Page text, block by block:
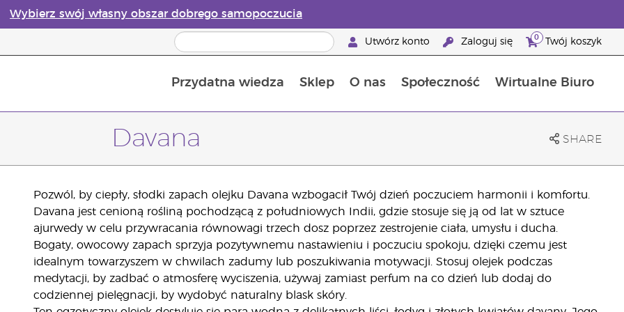
Wybierz swój własny obszar dobrego samopoczucia
Utwórz konto Zaloguj się 0 Twój koszyk
Przydatna wiedza Sklep O nas Społeczność Wirtualne Biuro
Davana SHARE
Pozwól, by ciepły, słodki zapach olejku Davana wzbogacił Twój dzień poczuciem harmonii i komfortu.
Davana jest cenioną rośliną pochodzącą z południowych Indii, gdzie stosuje się ją od lat w sztuce
ajurwedy w celu przywracania równowagi trzech dosz poprzez zestrojenie ciała, umysłu i ducha.
Bogaty, owocowy zapach sprzyja pozytywnemu nastawieniu i poczuciu spokoju, dzięki czemu jest
idealnym towarzyszem w chwilach zadumy lub poszukiwania motywacji. Stosuj olejek podczas
medytacji, by zadbać o atmosferę wyciszenia, używaj zamiast perfum na co dzień lub dodaj do
codziennej pielęgnacji, by wydobyć naturalny blask skóry.